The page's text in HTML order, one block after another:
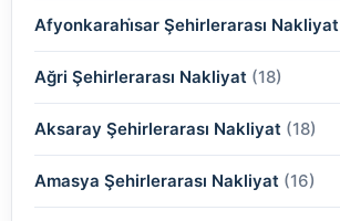
(2)
(2)
(2)
(2)
(2)
(2)
(2)
(2)
Afyonkarahi̇sar Şehirlerarası Nakliyat
(2)
(2)
(2)
Ağri Şehirlerarası Nakliyat (18)
(2)
(2)
Aksaray Şehirlerarası Nakliyat (18)
(2)
Amasya Şehirlerarası Nakliyat (16)